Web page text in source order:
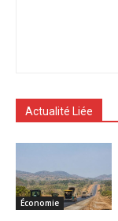
Actualité Liée
Économie